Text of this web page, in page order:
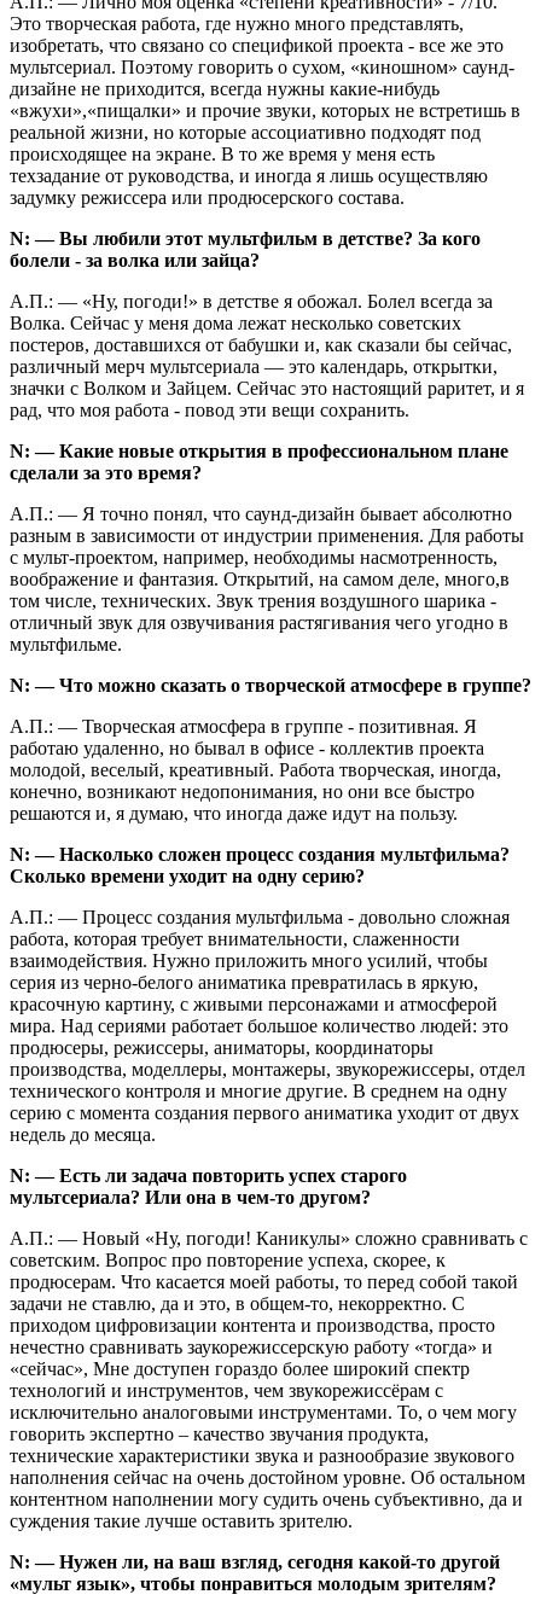
Это творческая работа, где нужно много представлять,
изобретать, что связано со спецификой проекта - все же это
мультсериал. Поэтому говорить о сухом, «киношном» саунд-
дизайне не приходится, всегда нужны какие-нибудь
«вжухи»,«пищалки» и прочие звуки, которых не встретишь в
реальной жизни, но которые ассоциативно подходят под
происходящее на экране. В то же время у меня есть
техзадание от руководства, и иногда я лишь осуществляю
задумку режиссера или продюсерского состава.
N: — Вы любили этот мультфильм в детстве? За кого
болели - за волка или зайца?
А.П.: — «Ну, погоди!» в детстве я обожал. Болел всегда за
Волка. Сейчас у меня дома лежат несколько советских
постеров, доставшихся от бабушки и, как сказали бы сейчас,
различный мерч мультсериала — это календарь, открытки,
значки с Волком и Зайцем. Сейчас это настоящий раритет, и я
рад, что моя работа - повод эти вещи сохранить.
N: — Какие новые открытия в профессиональном плане
сделали за это время?
А.П.: — Я точно понял, что саунд-дизайн бывает абсолютно
разным в зависимости от индустрии применения. Для работы
с мульт-проектом, например, необходимы насмотренность,
воображение и фантазия. Открытий, на самом деле, много,в
том числе, технических. Звук трения воздушного шарика -
отличный звук для озвучивания растягивания чего угодно в
мультфильме.
N: — Что можно сказать о творческой атмосфере в группе?
А.П.: — Творческая атмосфера в группе - позитивная. Я
работаю удаленно, но бывал в офисе - коллектив проекта
молодой, веселый, креативный. Работа творческая, иногда,
конечно, возникают недопонимания, но они все быстро
решаются и, я думаю, что иногда даже идут на пользу.
N: — Насколько сложен процесс создания мультфильма?
Сколько времени уходит на одну серию?
А.П.: — Процесс создания мультфильма - довольно сложная
работа, которая требует внимательности, слаженности
взаимодействия. Нужно приложить много усилий, чтобы
серия из черно-белого аниматика превратилась в яркую,
красочную картину, с живыми персонажами и атмосферой
мира. Над сериями работает большое количество людей: это
продюсеры, режиссеры, аниматоры, координаторы
производства, моделлеры, монтажеры, звукорежиссеры, отдел
технического контроля и многие другие. В среднем на одну
серию с момента создания первого аниматика уходит от двух
недель до месяца.
N: — Есть ли задача повторить успех старого
мультсериала? Или она в чем-то другом?
А.П.: — Новый «Ну, погоди! Каникулы» сложно сравнивать с
советским. Вопрос про повторение успеха, скорее, к
продюсерам. Что касается моей работы, то перед собой такой
задачи не ставлю, да и это, в общем-то, некорректно. С
приходом цифровизации контента и производства, просто
нечестно сравнивать заукорежиссерскую работу «тогда» и
«сейчас», Мне доступен гораздо более широкий спектр
технологий и инструментов, чем звукорежиссёрам с
исключительно аналоговыми инструментами. То, о чем могу
говорить экспертно – качество звучания продукта,
технические характеристики звука и разнообразие звукового
наполнения сейчас на очень достойном уровне. Об остальном
контентном наполнении могу судить очень субъективно, да и
суждения такие лучше оставить зрителю.
N: — Нужен ли, на ваш взгляд, сегодня какой-то другой
«мульт язык», чтобы понравиться молодым зрителям?